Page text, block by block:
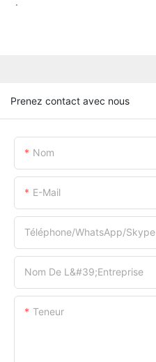
Prenez contact avec nous
Nom
E-Mail
Téléphone/WhatsApp/Skype
Nom De L&#39;entreprise
Teneur